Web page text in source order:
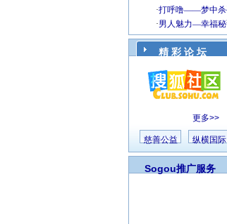
精 彩 论 坛
更多>>
慈善公益 纵横国际
Sogou推广服务